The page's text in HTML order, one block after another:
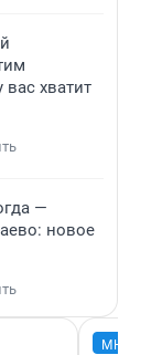
вас хватит
—
новое